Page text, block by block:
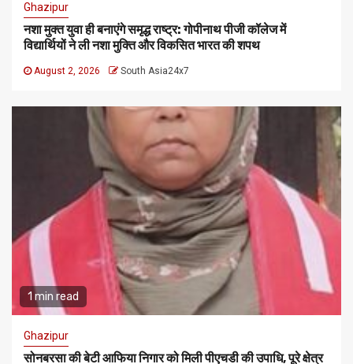
Ghazipur
नशा मुक्त युवा ही बनाएंगे समृद्ध राष्ट्र: गोपीनाथ पीजी कॉलेज में
विद्यार्थियों ने ली नशा मुक्ति और विकसित भारत की शपथ
August 2, 2026 South Asia24x7
1 min read
Ghazipur
सोनबरसा की बेटी आफिया निगार को मिली पीएचडी की उपाधि, पूरे क्षेत्र